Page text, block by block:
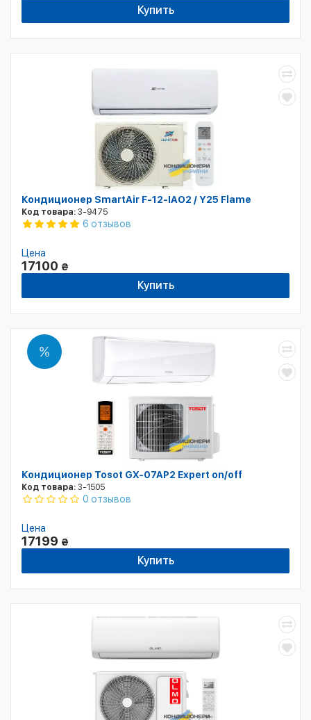
Купить
Кондиционер SmartAir F-12-IAO2 / Y25 Flame
Код товара: 3-9475
6 отзывов
Цена
17100 ₴
Купить
Кондиционер Tosot GX-07AP2 Expert on/off
Код товара: 3-1505
0 отзывов
Цена
17199 ₴
Купить